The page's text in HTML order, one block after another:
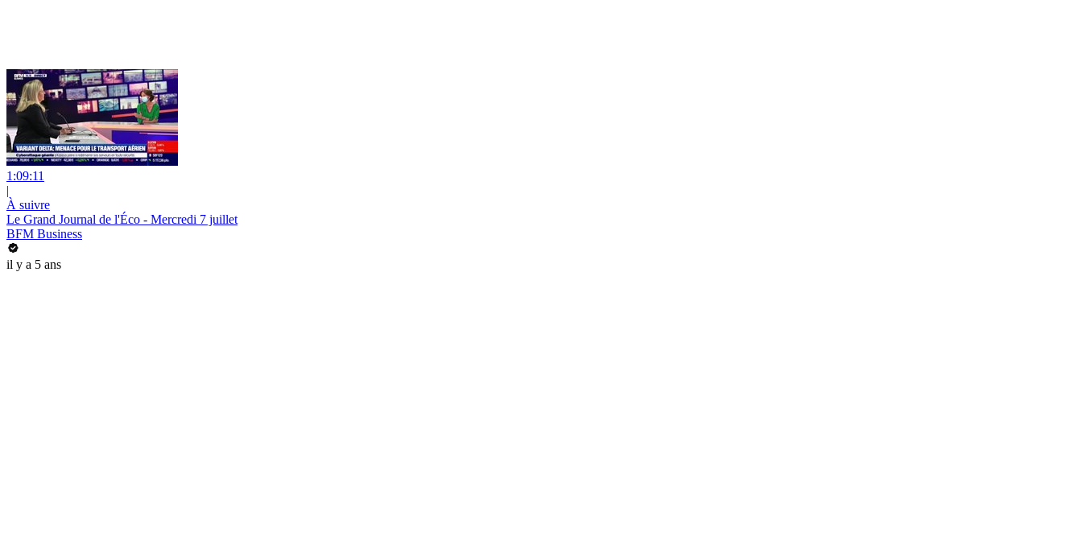
1:09:11
|
À suivre
Le Grand Journal de l'Éco - Mercredi 7 juillet
BFM Business
il y a 5 ans